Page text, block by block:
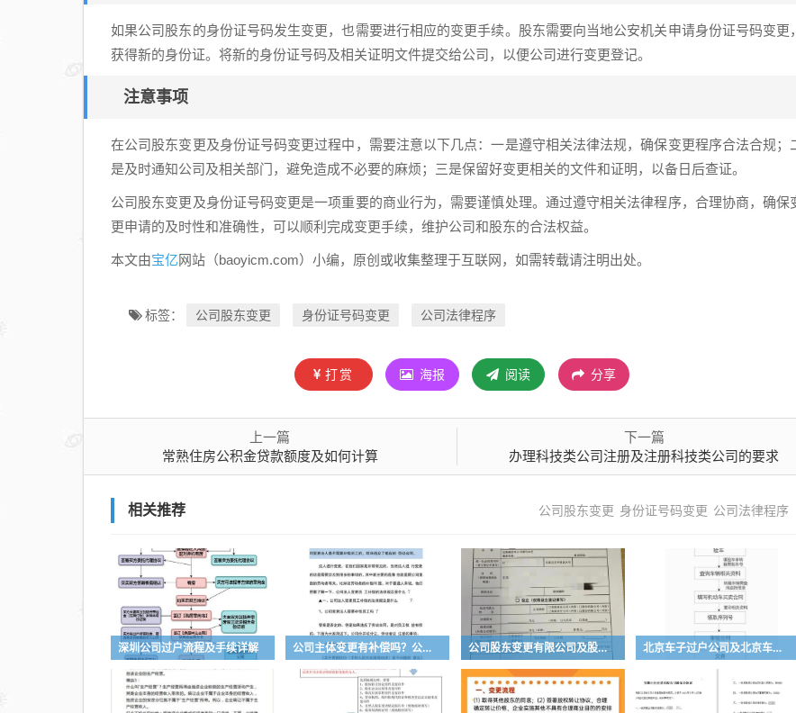
如果公司股东的身份证号码发生变更，也需要进行相应的变更手续。股东需要向当地公安机关申请身份证号码变更，
获得新的身份证。将新的身份证号码及相关证明文件提交给公司，以便公司进行变更登记。
注意事项
在公司股东变更及身份证号码变更过程中，需要注意以下几点：一是遵守相关法律法规，确保变更程序合法合规；
是及时通知公司及相关部门，避免造成不必要的麻烦；三是保留好变更相关的文件和证明，以备日后查证。
公司股东变更及身份证号码变更是一项重要的商业行为，需要谨慎处理。通过遵守相关法律程序，合理协商，确保
更申请的及时性和准确性，可以顺利完成变更手续，维护公司和股东的合法权益。
本文由宝亿网站（baoyicm.com）小编，原创或收集整理于互联网，如需转载请注明出处。
标签： 公司股东变更 身份证号码变更 公司法律程序
打赏 海报 阅读 分享
上一篇
常熟住房公积金贷款额度及如何计算
下一篇
办理科技类公司注册及注册科技类公司的要求
相关推荐 公司股东变更 身份证号码变更 公司法律程序
深圳公司过户流程及手续详解 公司主体变更有补偿吗？公司主体变更有什么影响？ 公司股东变更有限公司及股东变更有限公司法人认定书怎么写 北京车子过户公司及北京车子过户公司怎么办理